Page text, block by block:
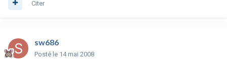
Citer
sw686
Posté le 14 mai 2008